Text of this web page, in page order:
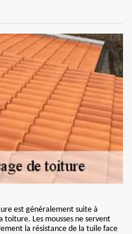
est généralement suite à
toiture. Les mousses ne servent
la résistance de la tuile face